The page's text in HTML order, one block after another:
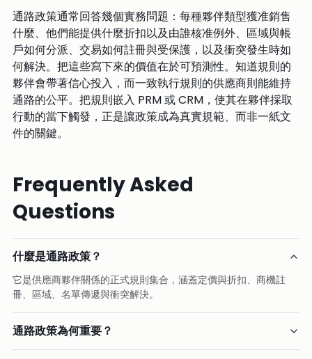
通路政策通常回答幾個實務問題：每種夥伴類型獲准銷售
什麼、他們能提供什麼折扣以及由誰核准例外、區域與帳
戶如何分派、交易如何註冊與受保護，以及衝突發生時如
何解決。把這些寫下來的價值在於可預測性。知道規則的
夥伴會帶著信心投入，而一致執行規則的供應商則能維持
通路的公平。把規則嵌入 PRM 或 CRM，使其在夥伴採取
行動的當下觸發，正是讓政策成為真實規範、而非一紙文
件的關鍵。
Frequently Asked
Questions
什麼是通路政策？
它是供應商夥伴關係的正式規則集合，涵蓋定價與折扣、商機註
冊、區域、名單傳遞與衝突解決。
通路政策為何重要？